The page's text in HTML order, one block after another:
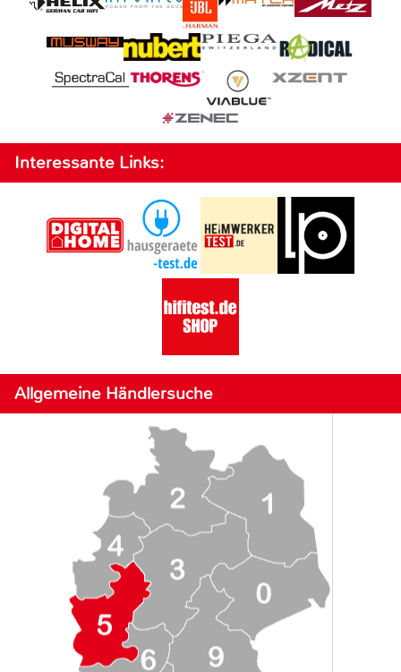
Interessante Links:
Allgemeine Händlersuche